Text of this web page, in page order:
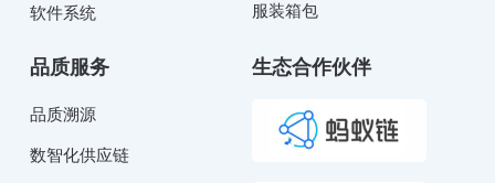
软件系统 服装箱包
品质服务
品质溯源
数智化供应链
生态合作伙伴